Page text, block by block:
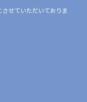
せていただいておりま